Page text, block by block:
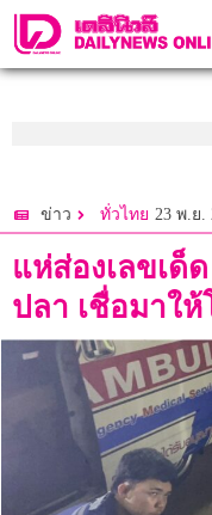
ข่าว ทั่วไทย 23 พ.ย.
แห่ส่องเลขเด็
ปลา เชื่อมาใ